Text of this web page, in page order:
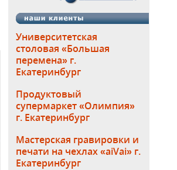
Университетская
столовая «Большая
перемена» г.
Екатеринбург
Продуктовый
супермаркет «Олимпия»
г. Екатеринбург
Мастерская гравировки и
печати на чехлах «aiVai» г.
Екатеринбург